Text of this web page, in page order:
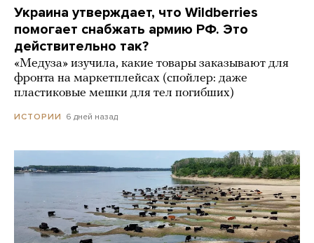
Украина утверждает, что Wildberries
помогает снабжать армию РФ. Это
действительно так?
«Медуза» изучила, какие товары заказывают для
фронта на маркетплейсах (спойлер: даже
пластиковые мешки для тел погибших)
ИСТОРИИ 6 дней назад